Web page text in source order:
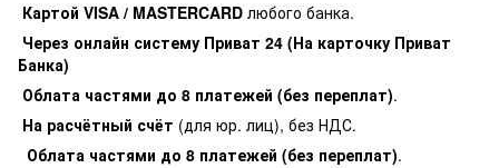
Картой VISA / MASTERCARD любого банка.
Через онлайн систему Приват 24 (На карточку Приват
Банка)
Облата частями до 8 платежей (без переплат).
На расчётный счёт (для юр. лиц), без НДС.
Облата частями до 8 платежей (без переплат).